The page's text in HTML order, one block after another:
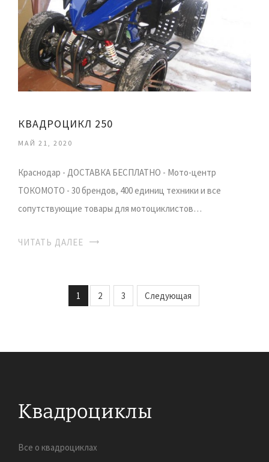
КВАДРОЦИКЛ 250
МАЙ 21, 2020
Краснодар - ДОСТАВКА БЕСПЛАТНО - Мото-центр
ТОКОМОТО - 30 брендов, 400 единиц техники и все
сопутствующие товары для мотоциклистов…
ЧИТАТЬ ДАЛЕЕ
1 2 3 Следующая
Все о квадроциклах